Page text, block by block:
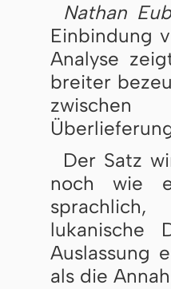
Nathan
Einbindung
Analyse
breiter
zwischen
Der Satz
noch wie
lukanische
Auslassung
als die